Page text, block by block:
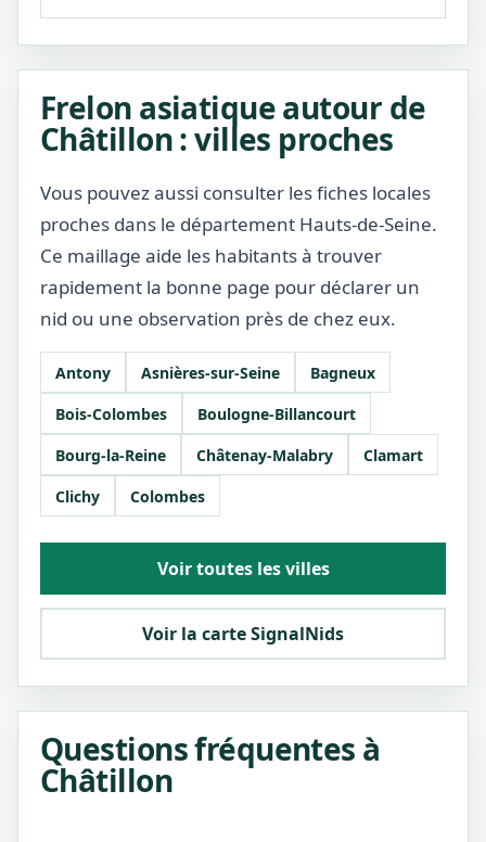
Frelon asiatique autour de
Châtillon : villes proches
Vous pouvez aussi consulter les fiches locales
proches dans le département Hauts-de-Seine.
Ce maillage aide les habitants à trouver
rapidement la bonne page pour déclarer un
nid ou une observation près de chez eux.
Antony Asnières-sur-Seine
Bagneux
Bois-Colombes
Boulogne-Billancourt
Bourg-la-Reine
Châtenay-Malabry
Clamart
Clichy
Colombes
Voir toutes les villes
Voir la carte SignalNids
Questions fréquentes à
Châtillon